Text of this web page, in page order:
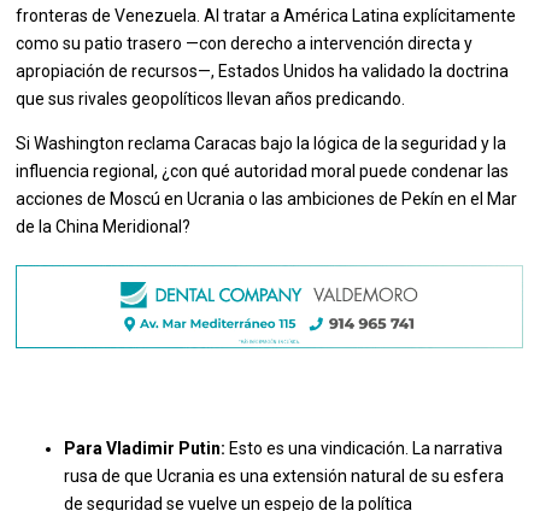
fronteras de Venezuela. Al tratar a América Latina explícitamente
como su patio trasero —con derecho a intervención directa y
apropiación de recursos—, Estados Unidos ha validado la doctrina
que sus rivales geopolíticos llevan años predicando.
Si Washington reclama Caracas bajo la lógica de la seguridad y la
influencia regional, ¿con qué autoridad moral puede condenar las
acciones de Moscú en Ucrania o las ambiciones de Pekín en el Mar
de la China Meridional?
Para Vladimir Putin: Esto es una vindicación. La narrativa
rusa de que Ucrania es una extensión natural de su esfera
de seguridad se vuelve un espejo de la política